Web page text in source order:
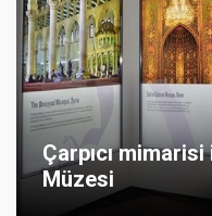
Çarpıcı
Müzesi